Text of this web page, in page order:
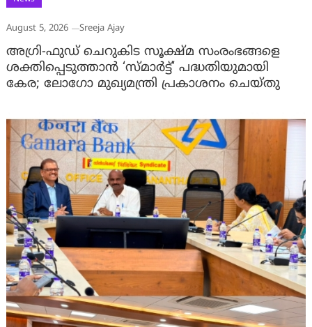
August 5, 2026 Sreeja Ajay
അഗ്രി-ഫുഡ് ചെറുകിട സൂക്ഷ്മ സംരംഭങ്ങളെ
ശക്തിപ്പെടുത്താന്‍ ‘സ്മാര്‍ട്ട്’ പദ്ധതിയുമായി
കേര; ലോഗോ മുഖ്യമന്ത്രി പ്രകാശനം ചെയ്തു